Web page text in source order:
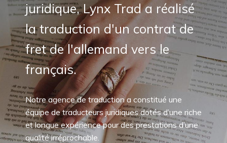
juridique, Lynx Trad a réalisé
la traduction d'un contrat de
fret de l'allemand vers le
français.
Notre agence de traduction a constitué une
équipe de traducteurs juridiques dotés d’une riche
et longue expérience pour des prestations d’une
qualité irréprochable.